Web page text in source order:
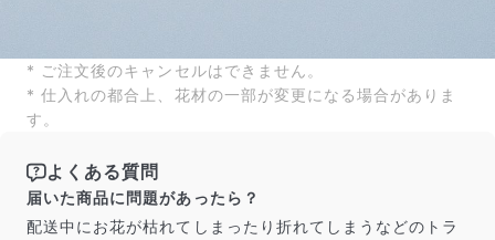
* ご注文後のキャンセルはできません。
* 仕入れの都合上、花材の一部が変更になる場合がありま
す。
よくある質問
届いた商品に問題があったら？
配送中にお花が枯れてしまったり折れてしまうなどのトラ